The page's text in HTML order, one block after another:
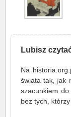
Lubisz
Na
świata tak, jak
szacunkiem
bez tych,